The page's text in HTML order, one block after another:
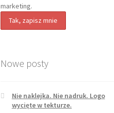
marketing.
Nowe posty
Nie naklejka. Nie nadruk. Logo
wycięte w tekturze.